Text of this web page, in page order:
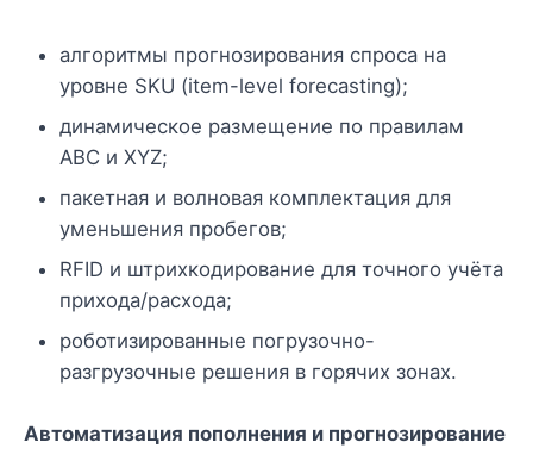
алгоритмы прогнозирования спроса на
уровне SKU (item-level forecasting);
динамическое размещение по правилам
ABC и XYZ;
пакетная и волновая комплектация для
уменьшения пробегов;
RFID и штрихкодирование для точного учёта
прихода/расхода;
роботизированные погрузочно-
разгрузочные решения в горячих зонах.
Автоматизация пополнения и прогнозирование